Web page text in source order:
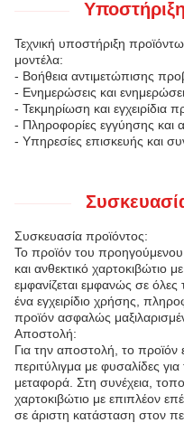
Τεχνική υποστήριξη
μοντέλα:
- Βοήθεια αντιμετώπισης
- Ενημερώσεις και
- Τεκμηρίωση και εγχειρίδια
- Πληροφορίες εγγύησης και
- Υπηρεσίες επισκευής και
Συσκευασία προϊόντος:
Το προϊόν του προηγούμενου
και ανθεκτικό χαρτοκιβώτιο
εμφανίζεται εμφανώς σε όλες
ένα εγχειρίδιο χρήσης,
προϊόν ασφαλώς
Αποστολή:
Για την αποστολή, το προϊόν
περιτύλιγμα με φυσαλίδες
μεταφορά. Στη συνέχεια,
χαρτοκιβώτιο με επιπλέον
σε άριστη κατάσταση στον